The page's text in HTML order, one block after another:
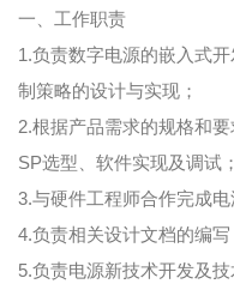
一、工作职责
1.负责数字电源的嵌入式
制策略的设计与实现；
2.根据产品需求的规格和
SP选型、软件实现及调试；
3.与硬件工程师合作完成
4.负责相关设计文档的编写
5.负责电源新技术开发及技